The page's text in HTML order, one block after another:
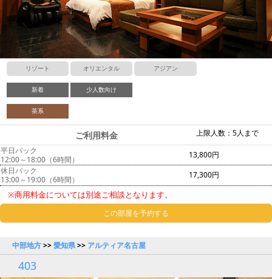
リゾート オリエンタル アジアン
新着 少人数向け
茶系
上限人数：5人まで
ご利用料金
平日パック
12:00～18:00（6時間）
13,800円
休日パック
13:00～19:00（6時間）
17,300円
※商用料金については別途ご相談となります。
この部屋を予約する
中部地方>>愛知県>> アルティア名古屋
403